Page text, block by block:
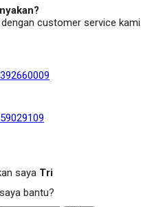
customer service kami
saya Tri
bantu?